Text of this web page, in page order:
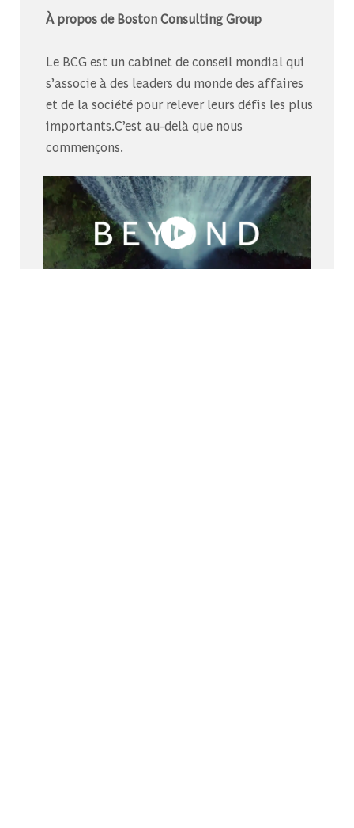
À propos de Boston Consulting Group
Le BCG est un cabinet de conseil mondial qui
s’associe à des leaders du monde des affaires
et de la société pour relever leurs défis les plus
importants.C’est au-delà que nous
commençons.